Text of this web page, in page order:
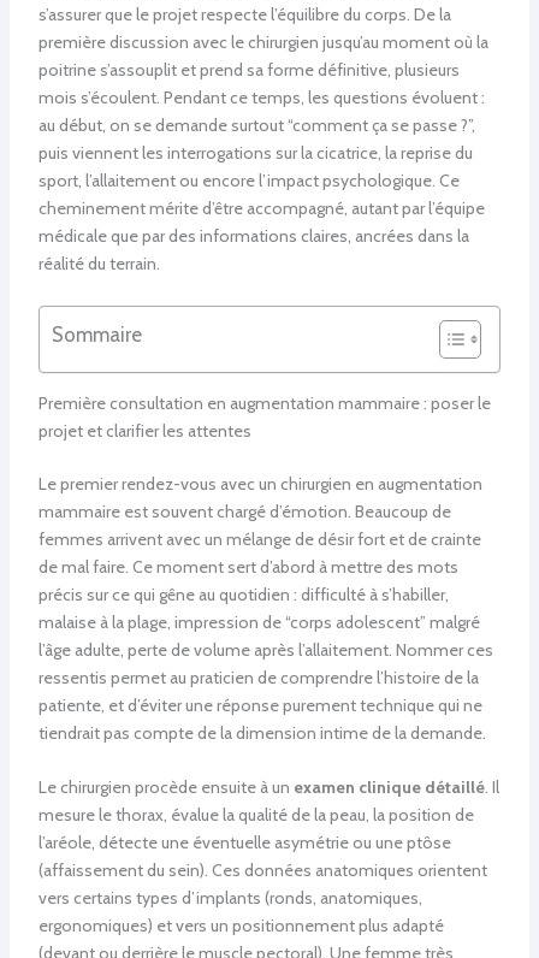
s’assurer que le projet respecte l’équilibre du corps. De la
première discussion avec le chirurgien jusqu’au moment où la
poitrine s’assouplit et prend sa forme définitive, plusieurs
mois s’écoulent. Pendant ce temps, les questions évoluent :
au début, on se demande surtout “comment ça se passe ?”,
puis viennent les interrogations sur la cicatrice, la reprise du
sport, l’allaitement ou encore l’impact psychologique. Ce
cheminement mérite d’être accompagné, autant par l’équipe
médicale que par des informations claires, ancrées dans la
réalité du terrain.
Sommaire
Première consultation en augmentation mammaire : poser le
projet et clarifier les attentes
Le premier rendez-vous avec un chirurgien en augmentation
mammaire est souvent chargé d’émotion. Beaucoup de
femmes arrivent avec un mélange de désir fort et de crainte
de mal faire. Ce moment sert d’abord à mettre des mots
précis sur ce qui gêne au quotidien : difficulté à s’habiller,
malaise à la plage, impression de “corps adolescent” malgré
l’âge adulte, perte de volume après l’allaitement. Nommer ces
ressentis permet au praticien de comprendre l’histoire de la
patiente, et d’éviter une réponse purement technique qui ne
tiendrait pas compte de la dimension intime de la demande.
Le chirurgien procède ensuite à un examen clinique détaillé. Il
mesure le thorax, évalue la qualité de la peau, la position de
l’aréole, détecte une éventuelle asymétrie ou une ptôse
(affaissement du sein). Ces données anatomiques orientent
vers certains types d’implants (ronds, anatomiques,
ergonomiques) et vers un positionnement plus adapté
(devant ou derrière le muscle pectoral). Une femme très